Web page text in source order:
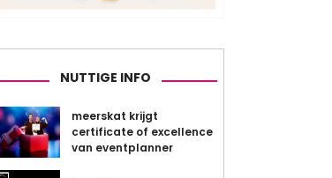
NUTTIGE INFO
meerskat krijgt
certificate of excellence
van eventplanner